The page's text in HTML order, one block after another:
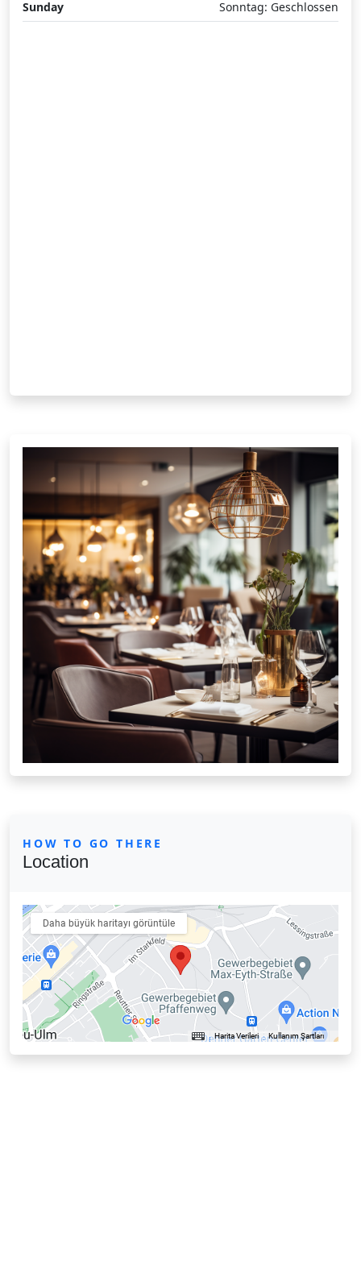
Sunday Sonntag: Geschlossen
HOW TO GO THERE
Location